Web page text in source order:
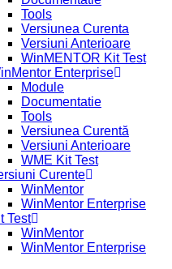
Tools
Versiunea Curenta
Versiuni Anterioare
WinMENTOR Kit Test
Enterprise
Module
Documentatie
Tools
Versiunea Curentă
Versiuni Anterioare
WME Kit Test
Curente
WinMentor
WinMentor Enterprise
Test
WinMentor
WinMentor Enterprise